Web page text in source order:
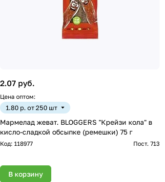
2.07 руб.
Цена оптом:
1.80 р. от 250 шт
Мармелад жеват. BLOGGERS "Крейзи кола" в
кисло-сладкой обсыпке (ремешки) 75 г
Код: 118977 Пост. 713
В корзину